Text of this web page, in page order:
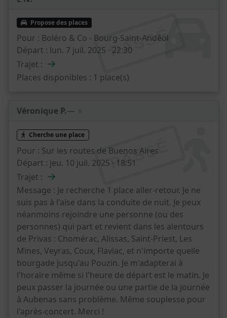
PASSÉ
Propose des places
Pour : Boléro & Co - Bourg-Saint-Andéol
Départ : lun. 7 juil. 2025 · 22:30
Trajet : →
Places disponibles : 1 place(s)
Véronique P.— ♀️
PASSÉ
Cherche une place
Pour : Sur les routes de Buenos Aires
Départ : jeu. 10 juil. 2025 · 18:51
Trajet : →
Message : Je recherche 1 place aller-retour. Je ne
suis pas à l'aise dans la conduite de nuit. Je peux
néanmoins rejoindre une personne (ou des
personnes) qui part et revient dans les alentours
de Privas : Chomérac, Alissas, Saint-Priest, Les
Mines, Veyras, Coux, Flaviac, et n'importe quelle
bourgade jusqu'au Pouzin. Je m'adapterai à
l'horaire même si l'heure de départ est le matin. Je
peux passer la journée ou une partie de la journée
à Aubenas sans problème. Même souplesse pour
l'après-concert. Merci !